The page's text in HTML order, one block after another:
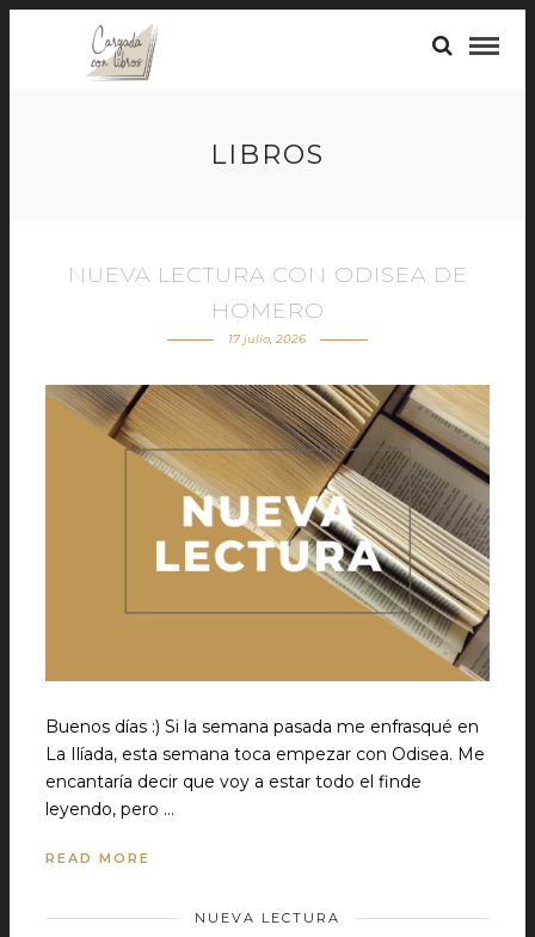
LIBROS
NUEVA LECTURA CON ODISEA DE
HOMERO
17 julio, 2026
Buenos días :) Si la semana pasada me enfrasqué en
La Ilíada, esta semana toca empezar con Odisea. Me
encantaría decir que voy a estar todo el finde
leyendo, pero …
READ MORE
NUEVA LECTURA